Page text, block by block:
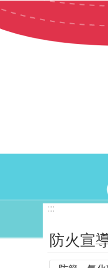
跳到主要內容區塊
:::
防火宣